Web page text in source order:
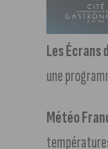
Les Écrans
une
Météo